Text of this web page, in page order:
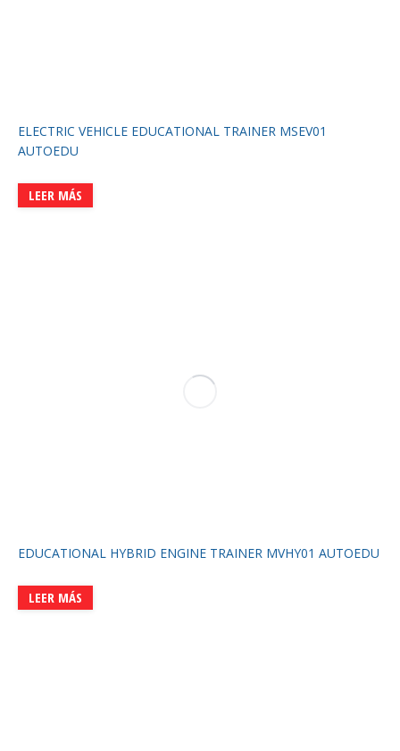
ELECTRIC VEHICLE EDUCATIONAL TRAINER MSEV01
AUTOEDU
LEER MÁS
EDUCATIONAL HYBRID ENGINE TRAINER MVHY01 AUTOEDU
LEER MÁS